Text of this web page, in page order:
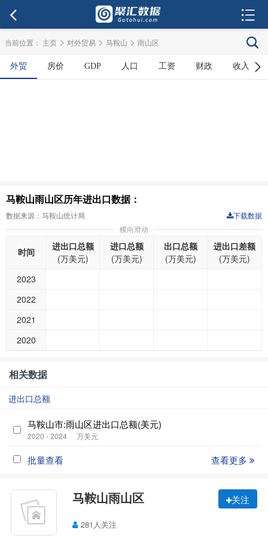
当前位置： 主页 > 对外贸易 > 马鞍山 > 雨山区
外贸 房价 GDP 人口 工资 财政 收入
马鞍山雨山区历年进出口数据：
数据来源：马鞍山统计局
下载数据
横向滑动
时间
进出口总额
(万美元)
进口总额
(万美元)
出口总额
(万美元)
进出口差额
(万美元)
2023
2022
2021
2020
相关数据
进出口总额
马鞍山市:雨山区进出口总额(美元)
2020 - 2024 万美元
批量查看 查看更多
马鞍山雨山区 关注
281人关注